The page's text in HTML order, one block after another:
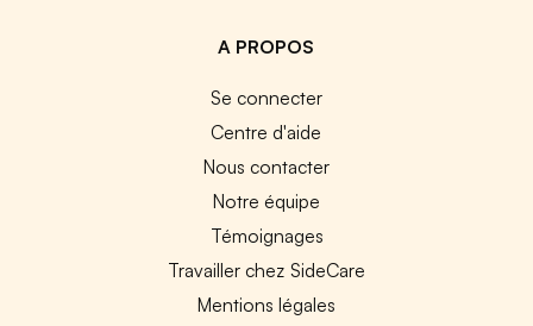
A PROPOS
Se connecter
Centre d'aide
Nous contacter
Notre équipe
Témoignages
Travailler chez SideCare
Mentions légales